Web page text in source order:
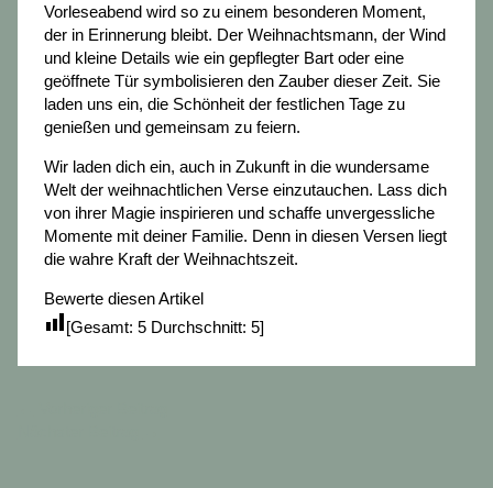
Vorleseabend wird so zu einem besonderen Moment,
der in Erinnerung bleibt. Der Weihnachtsmann, der Wind
und kleine Details wie ein gepflegter Bart oder eine
geöffnete Tür symbolisieren den Zauber dieser Zeit. Sie
laden uns ein, die Schönheit der festlichen Tage zu
genießen und gemeinsam zu feiern.
Wir laden dich ein, auch in Zukunft in die wundersame
Welt der weihnachtlichen Verse einzutauchen. Lass dich
von ihrer Magie inspirieren und schaffe unvergessliche
Momente mit deiner Familie. Denn in diesen Versen liegt
die wahre Kraft der Weihnachtszeit.
Bewerte diesen Artikel
[Gesamt: 5Durchschnitt: 5]